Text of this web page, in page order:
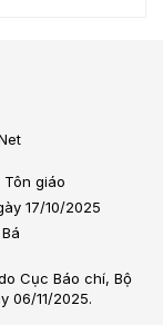
giáo
17/10/2025
Cục Báo chí, Bộ
06/11/2025.